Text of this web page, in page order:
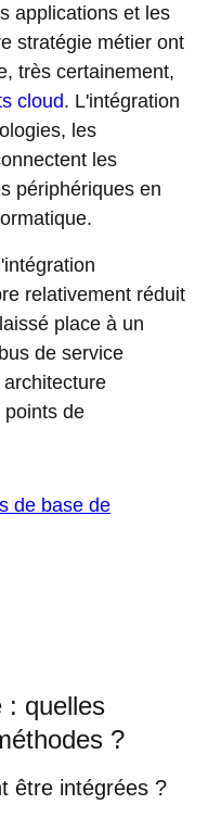
applications et les
stratégie métier ont
très certainement,
cloud. L'intégration
les
les
périphériques en
relativement réduit
place à un
de service
points de
de base de
: quelles
?
être intégrées ?